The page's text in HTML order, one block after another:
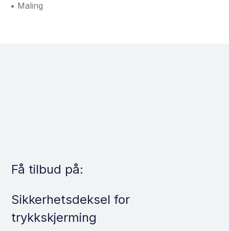
• Maling
Få tilbud på:
Sikkerhetsdeksel for
trykkskjerming